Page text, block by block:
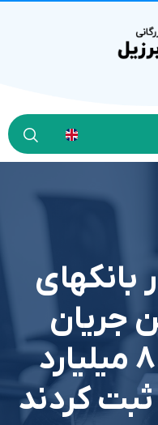
بانکهای
جریان
خالص را با ۸.۲ میلیارد
کردند